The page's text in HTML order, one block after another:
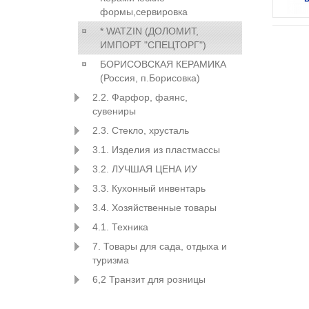
формы,сервировка
* WATZIN (ДОЛОМИТ,
ИМПОРТ "СПЕЦТОРГ")
БОРИСОВСКАЯ КЕРАМИКА
(Россия, п.Борисовка)
2.2. Фарфор, фаянс,
сувениры
2.3. Стекло, хрусталь
3.1. Изделия из пластмассы
3.2. ЛУЧШАЯ ЦЕНА ИУ
3.3. Кухонный инвентарь
3.4. Хозяйственные товары
4.1. Техника
7. Товары для сада, отдыха и
туризма
6,2 Транзит для розницы